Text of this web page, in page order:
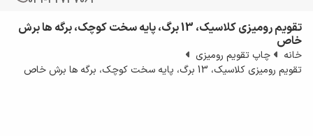
تقویم رومیزی کلاسیک، 13 برگ، پایه سخت کوچک، برگه ها برش
خاص
خانه
چاپ تقویم رومیزی
تقویم رومیزی کلاسیک، 13 برگ، پایه سخت کوچک، برگه ها برش خاص